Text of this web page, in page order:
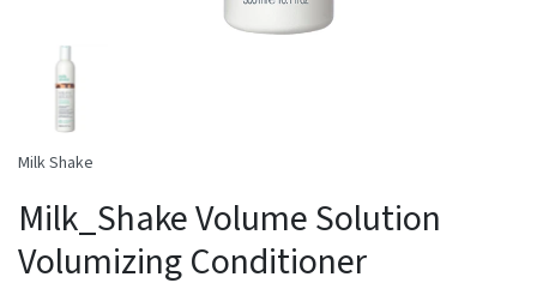
Milk Shake
Milk_Shake Volume Solution
Volumizing Conditioner